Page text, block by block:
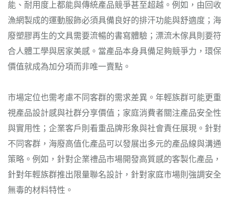
能、耐用度上都能與傳統產品競爭甚至超越。例如，由回收
漁網製成的運動服飾必須具備良好的排汗功能與舒適度；海
廢塑膠再生的文具需要流暢的書寫體驗；漂流木傢具則要符
合人體工學與居家美感。當產品本身具備足夠競爭力，環保
價值就成為加分項而非唯一賣點。
市場定位也需考慮不同客群的需求差異。年輕族群可能更重
視產品設計感與社群分享價值；家庭消費者關注產品安全性
與實用性；企業客戶則看重品牌形象與社會責任展現。針對
不同客群，海廢高值化產品可以發展出多元的產品線與溝通
策略。例如，針對企業禮品市場開發高質感的客製化產品，
針對年輕族群推出限量聯名設計，針對家庭市場則強調安全
無毒的材料特性。